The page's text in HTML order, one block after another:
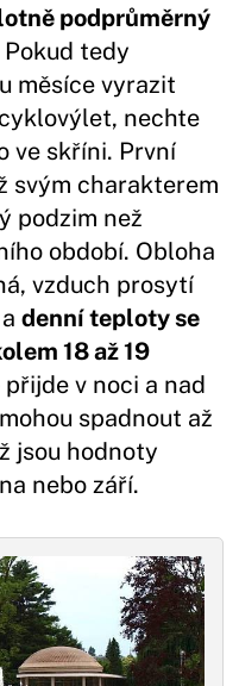
podprůměrný
Pokud tedy
měsíce vyrazit
nechte
ve skříni. První
svým charakterem
podzim než
období. Obloha
vzduch prosytí
adenní teploty se
18 až 19
v noci a nad
spadnout až
jsou hodnoty
nebo září.